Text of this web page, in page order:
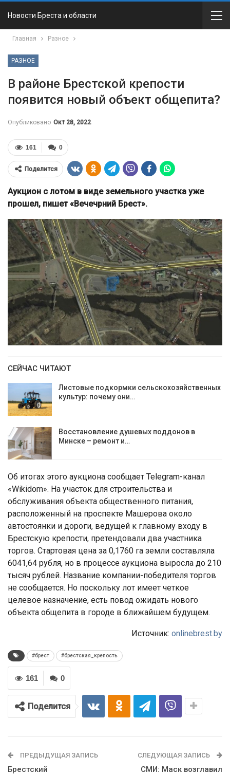
Новости Бреста и области
Главная Разное
РАЗНОЕ
В районе Брестской крепости
появится новый объект общепита?
Опубликовано Окт 28, 2022
0
161
Поделится
Аукцион с лотом в виде земельного участка уже
прошел, пишет «Вечечрний Брест».
СЕЙЧАС ЧИТАЮТ
Листовые подкормки сельскохозяйственных
культур: почему они…
Восстановление душевых поддонов в
Минске – ремонт и…
Об итогах этого аукциона сообщает Telegram-канал
«Wikidom». На участок для строительства и
обслуживания объекта общественного питания,
расположенный на проспекте Машерова около
автостоянки и дороги, ведущей к главному входу в
Брестскую крепости, претендовали два участника
торгов. Стартовая цена за 0,1760 га земли составляла
6041,64 рубля, но в процессе аукциона выросла до 210
тысяч рублей. Название компании-победителя торгов
не сообщается. Но поскольку лот имеет четкое
целевое назначение, есть повод ожидать нового
объекта общепита в городе в ближайшем будущем.
Источник: onlinebrest.by
#брест #брестская_крепость
0
161
Поделится
ПРЕДЫДУЩАЯ ЗАПИСЬ
Брестский
СЛЕДУЮЩАЯ ЗАПИСЬ
СМИ: Маск возглавил